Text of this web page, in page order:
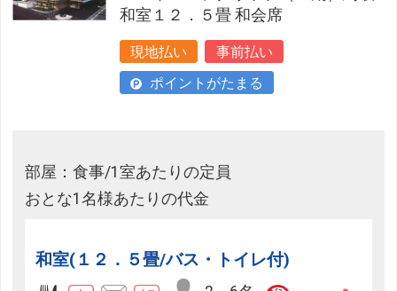
和室１２．５畳 和会席
現地払い
事前払い
ポイントがたまる
部屋：食事/1室あたりの定員
おとな1名様あたりの代金
和室(１２．５畳/バス・トイレ付)